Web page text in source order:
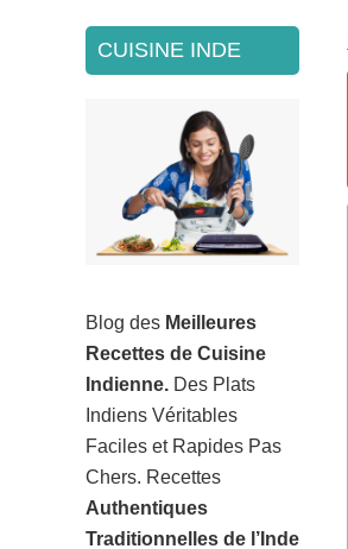
SECONDARY
SIDEBAR
CUISINE INDE
Blog des Meilleures
Recettes de Cuisine
Indienne. Des Plats
Indiens Véritables
Faciles et Rapides Pas
Chers. Recettes
Authentiques
Traditionnelles de l’Inde